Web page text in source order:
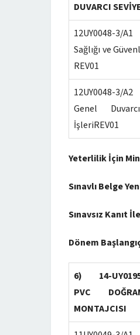
DUVARCI
12UY0048-3/
Sağlığı ve
REV01
12UY0048-3/A2
Genel
İşleriREV01
Yeterlilik İçin
Sınavlı Belge
Sınavsız Kanıt
Dönem
6) 14-
PVC
MONTAJCISI